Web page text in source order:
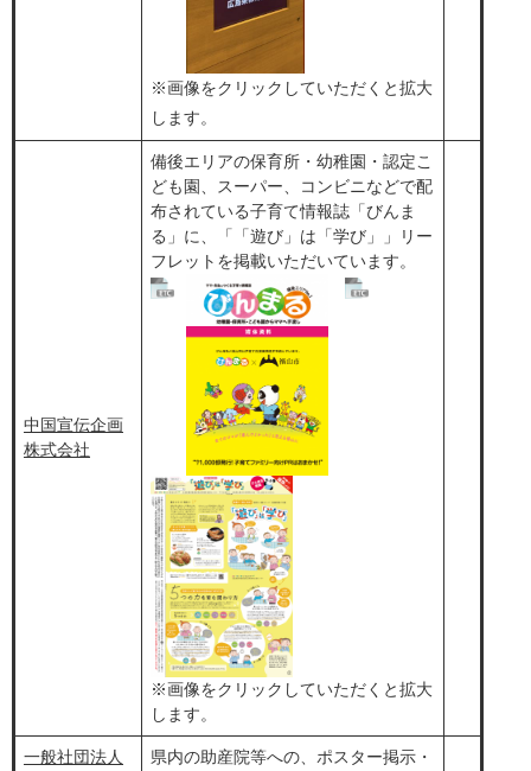
※画像をクリックしていただくと拡大
します。​
中国宣伝企画
株式会社
備後エリアの保育所・幼稚園・認定こ
ども園、スーパー、コンビニなどで配
布されている子育て情報誌「びんま
る」に、「「遊び」は「学び」」リー
フレットを掲載いただいています。
※画像をクリックしていただくと拡大
します。​
一般社団法人
県内の助産院等への、ポスター掲示・